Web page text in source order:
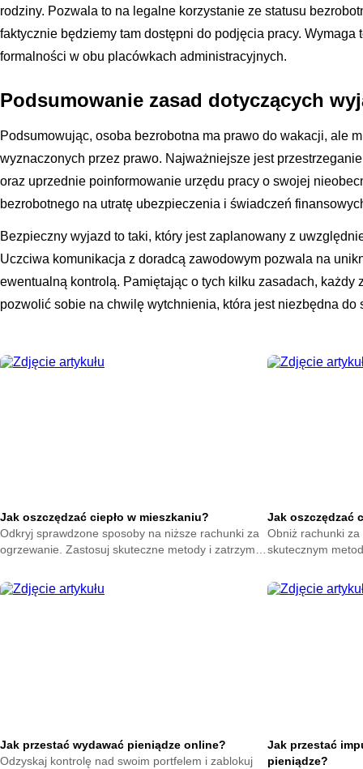
rodziny. Pozwala to na legalne korzystanie ze statusu
faktycznie będziemy tam dostępni do podjęcia pracy. Wymaga
formalności w obu placówkach administracyjnych.
Podsumowanie zasad dotyczących
Podsumowując, osoba bezrobotna ma prawo do wakacji, ale
wyznaczonych przez prawo. Najważniejsze jest
oraz uprzednie poinformowanie urzędu pracy o swojej
bezrobotnego na utratę ubezpieczenia i świadczeń
Bezpieczny wyjazd to taki, który jest zaplanowany z
Uczciwa komunikacja z doradcą zawodowym pozwala na
ewentualną kontrolą. Pamiętając o tych kilku zasadach, każdy
pozwolić sobie na chwilę wytchnienia, która jest niezbędna do
Jak oszczędzać ciepło w mieszkaniu?
Odkryj sprawdzone sposoby na niższe rachunki za
ogrzewanie. Zastosuj skuteczne metody i zatrzymaj
Jak oszczędzać
Obniż rachunki
skutecznym
oszczędzać już
Jak przestać wydawać pieniądze online?
Odzyskaj kontrolę nad swoim portfelem i zablokuj
Jak przestać
pieniądze?